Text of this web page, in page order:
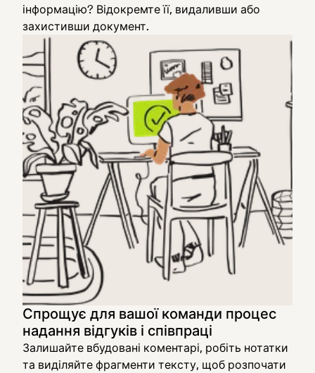
інформацію? Відокремте її, видаливши або
захистивши документ.
Спрощує для вашої команди процес
надання відгуків і співпраці
Залишайте вбудовані коментарі, робіть нотатки
та виділяйте фрагменти тексту, щоб розпочати